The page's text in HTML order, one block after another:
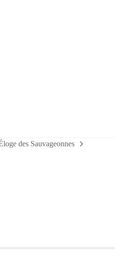
des Sauvageonnes